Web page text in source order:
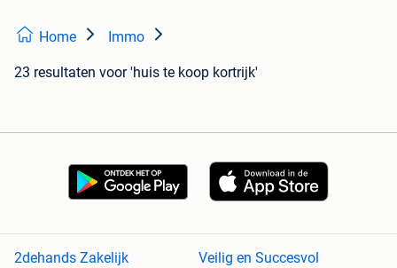
Home Immo
23 resultaten voor 'huis te koop kortrijk'
2dehands Zakelijk
Veilig en Succesvol